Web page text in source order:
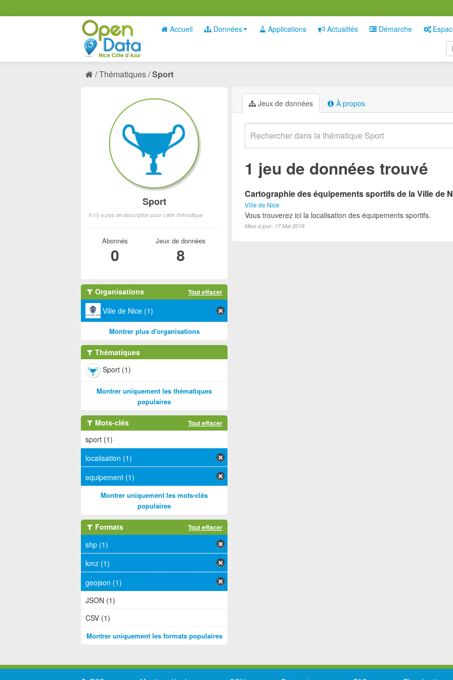
Accueil Données Applications Actualités Démarche
Thématiques Sport
Jeux de données À propos
1 jeu de données trouvé
Cartographie des équipements sportifs de la Ville de
Ville de Nice
Vous trouverez ici la localisation des équipements sportifs.
Mise à jour: 17 Mai 2019
Sport
Il n'y a pas de description pour cette thématique
Abonnés
0
Jeux de données
8
Organisations Tout effacer
Ville de Nice (1)
Montrer plus d'organisations
Thématiques
Sport (1)
Montrer uniquement les thématiques
populaires
Mots-clés Tout effacer
sport (1)
localisation (1)
equipement (1)
Montrer uniquement les mots-clés
populaires
Formats Tout effacer
shp (1)
kmz (1)
geojson (1)
JSON (1)
CSV (1)
Montrer uniquement les formats populaires